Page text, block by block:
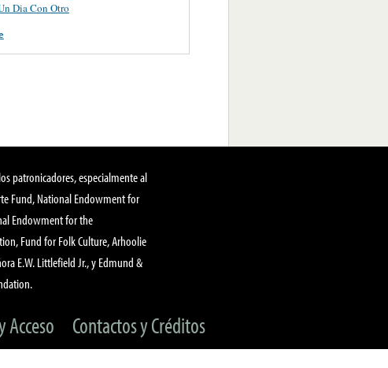
Dia Con Otro
patronicadores, especialmente al
Fund, National Endowment for
Endowment for the
Fund for Folk Culture, Arhoolie
E.W. Littlefield Jr., y Edmund &
Acceso Contactos y Créditos